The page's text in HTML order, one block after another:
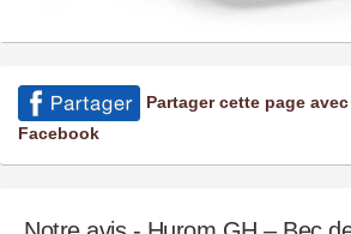
Partager cette page
Facebook